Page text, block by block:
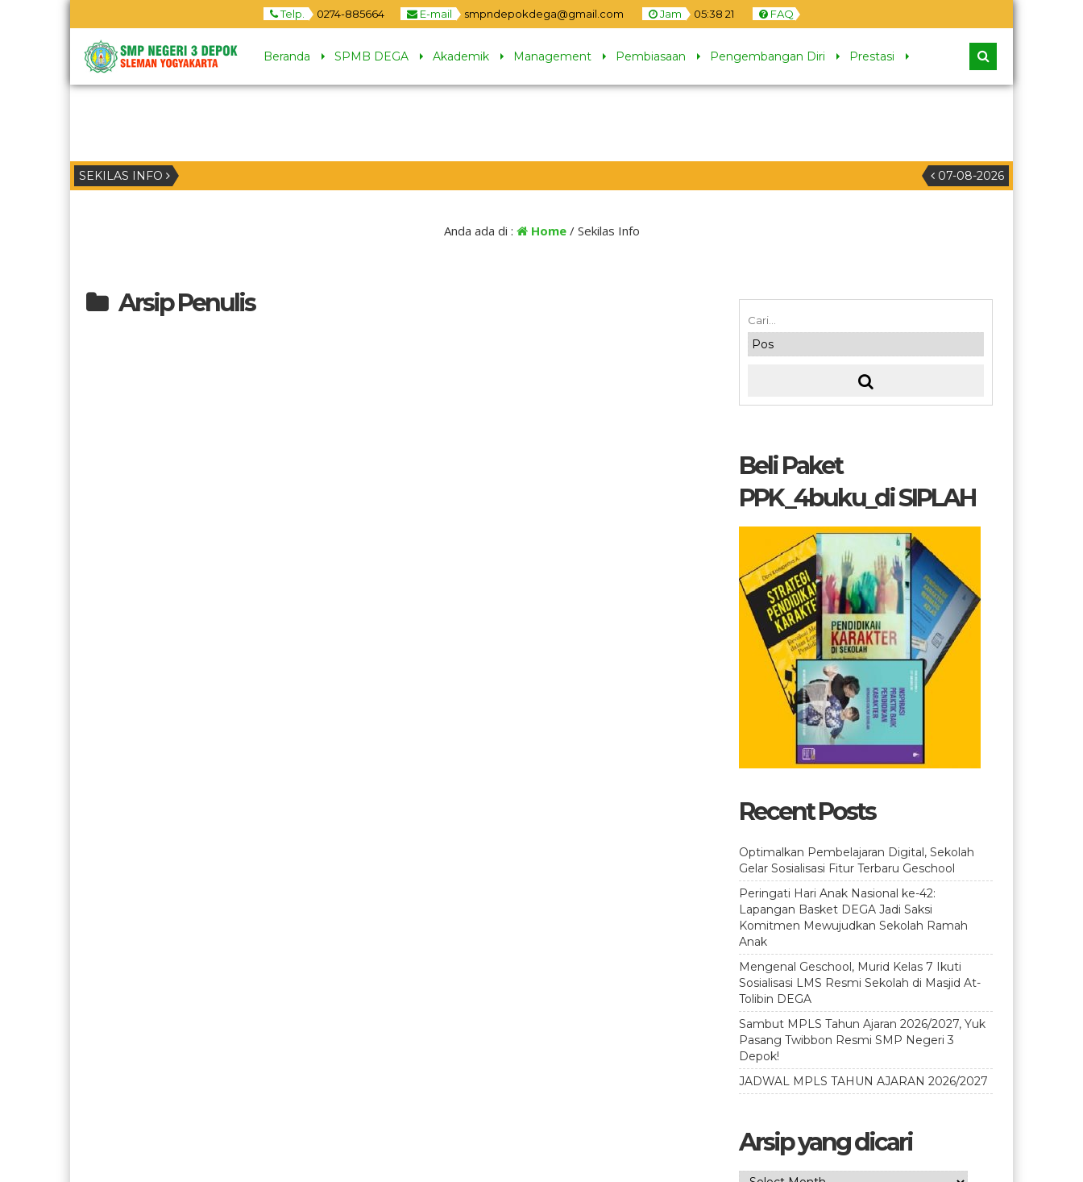
Telp. 0274-885664 E-mail smpndepokdega@gmail.com Jam 05:38 22 FAQ
Beranda SPMB DEGA Akademik Management Pembiasaan Pengembangan Diri Prestasi
SEKILAS INFO 07-08-2026
dan jam nya.
Anda ada di : Home/ Sekilas Info
Arsip Penulis
Beli Paket
PPK_4buku_di SIPLAH
Recent Posts
Optimalkan Pembelajaran Digital, Sekolah
Gelar Sosialisasi Fitur Terbaru Geschool
Peringati Hari Anak Nasional ke-42:
Lapangan Basket DEGA Jadi Saksi
Komitmen Mewujudkan Sekolah Ramah
Anak
Mengenal Geschool, Murid Kelas 7 Ikuti
Sosialisasi LMS Resmi Sekolah di Masjid At-
Tolibin DEGA
Sambut MPLS Tahun Ajaran 2026/2027, Yuk
Pasang Twibbon Resmi SMP Negeri 3
Depok!
JADWAL MPLS TAHUN AJARAN 2026/2027
Arsip yang dicari